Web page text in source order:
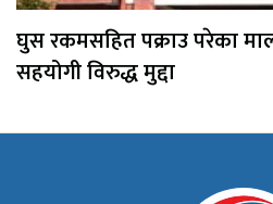
घुस रकमसहित पक्राउ परेका
सहयोगी विरुद्ध मुद्दा